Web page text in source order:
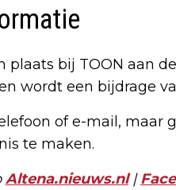
bij TOON aan
wordt een bijdrage
of e-mail, maar
te maken.
Altena.nieuws.nl|